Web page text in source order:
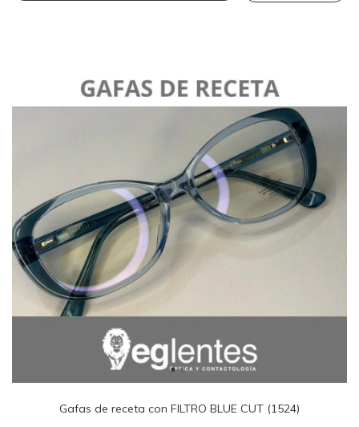
Gafas de receta con FILTRO BLUE CUT (1524)